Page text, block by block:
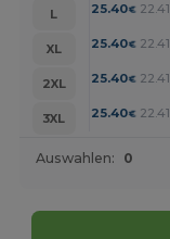
L
25.40€ 22.41
XL
25.40€ 22.41
2XL
25.40€ 22.41
3XL
25.40€ 22.41
Auswahlen: 0